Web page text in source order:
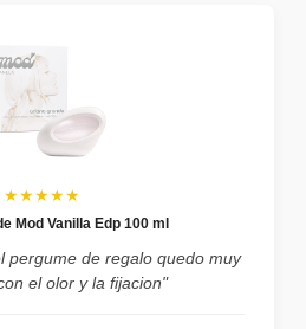
★★★★★
Mod Vanilla Edp 100 ml
pergume de regalo quedo muy
el olor y la fijacion"